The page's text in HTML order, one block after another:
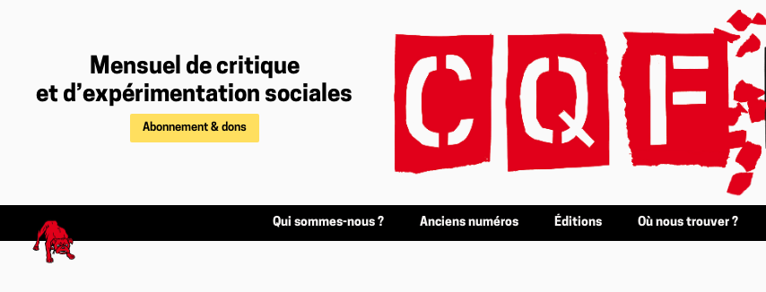
Mensuel de critique
et d’expérimentation sociales
Abonnement & dons
Qui sommes-nous ? Anciens numéros Éditions Où nous trouver ?